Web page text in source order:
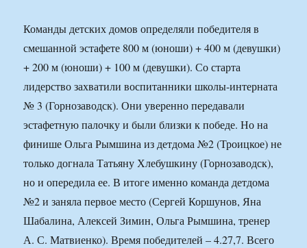
Команды детских домов определяли победителя в
смешанной эстафете 800 м (юноши) + 400 м (девушки)
+ 200 м (юноши) + 100 м (девушки). Со старта
лидерство захватили воспитанники школы-интерната
№ 3 (Горнозаводск). Они уверенно передавали
эстафетную палочку и были близки к победе. Но на
финише Ольга Рымшина из детдома №2 (Троицкое) не
только догнала Татьяну Хлебушкину (Горнозаводск),
но и опередила ее. В итоге именно команда детдома
№2 и заняла первое место (Сергей Коршунов, Яна
Шабалина, Алексей Зимин, Ольга Рымшина, тренер
А. С. Матвиенко). Время победителей – 4.27,7. Всего